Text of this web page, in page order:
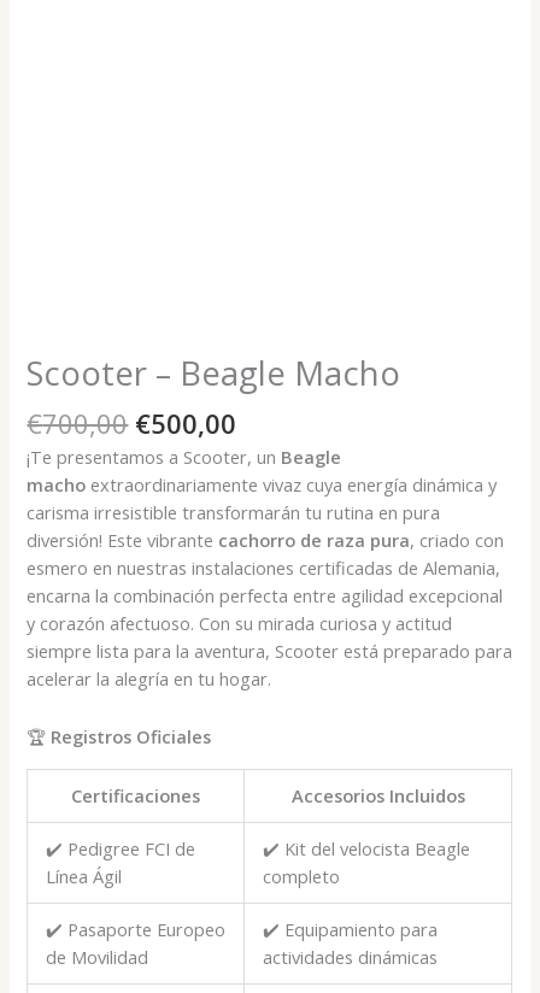
Scooter – Beagle Macho
€700,00 El
precio
original
era:
€700,00.
€500,00
precio
actual
es:
€500,00.
¡Te presentamos a Scooter, un Beagle
macho extraordinariamente vivaz cuya energía dinámica y
carisma irresistible transformarán tu rutina en pura
diversión! Este vibrante cachorro de raza pura, criado con
esmero en nuestras instalaciones certificadas de Alemania,
encarna la combinación perfecta entre agilidad excepcional
y corazón afectuoso. Con su mirada curiosa y actitud
siempre lista para la aventura, Scooter está preparado para
acelerar la alegría en tu hogar.
🏆 Registros Oficiales
Certificaciones Accesorios Incluidos
✔️ Pedigree FCI de
Línea Ágil
✔️ Kit del velocista Beagle
completo
✔️ Pasaporte Europeo
de Movilidad
✔️ Equipamiento para
actividades dinámicas